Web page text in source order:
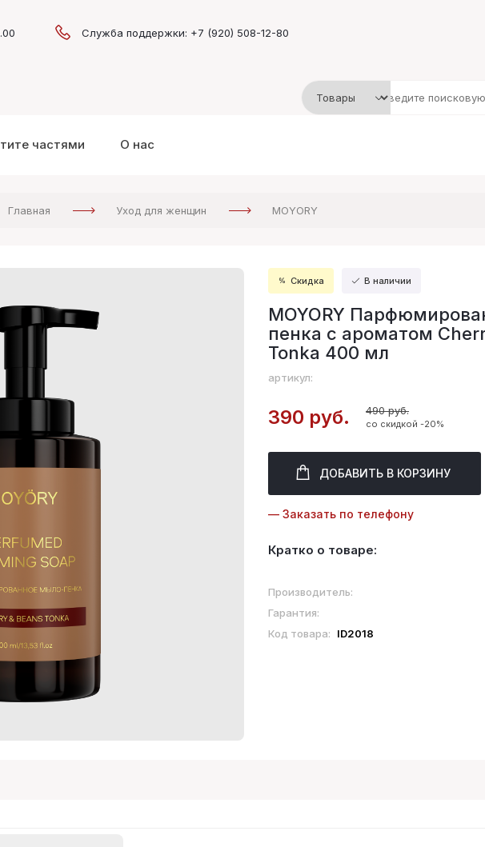
Служба поддержки: +7 (920) 508-12-80
частями О нас
Главная Уход для женщин MOYORY
Скидка В наличии
MOYORY
пенка с ароматом
Tonka 400 мл
артикул:
390 руб. 490 руб.
со скидкой -20%
ДОБАВИТЬ В КОРЗИНУ
— Заказать по телефону
Кратко о товаре:
Производитель:
Гарантия:
Код товара:
ID2018